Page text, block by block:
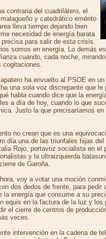
contraria del cuadrilátero, el
y catedrático emérito
lleva tiempo dejando bien
necesidad de energía barata
para salir de esta crisis.
somos en energía. Lo demás
cuando, cada noche,
cogitaciones.
ha envuelto al PSOE en
una sola voz discrepante que le
habla cuando dice que la
a día de hoy, cuando lo que
Justo la que precisaríamos
no crean que es una
día una de las triunfales hijas
Rojo, portavoz socialista en el
y la ultraizquierda
de Garoña.
voy a votar una moción
dos dedos de frente, para pedir
la energía que consume a su
equis en la factura de la luz y
el cierre de centros de
veces.
intervención en la cadena de